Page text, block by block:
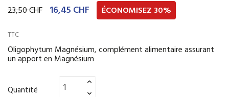
23,50 CHF 16,45 CHF ÉCONOMISEZ 30%
TTC
Oligophytum Magnésium, complément alimentaire assurant
un apport en Magnésium
Quantité